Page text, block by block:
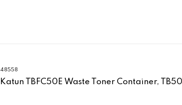
48558
Katun TBFC50E Waste Toner Container,